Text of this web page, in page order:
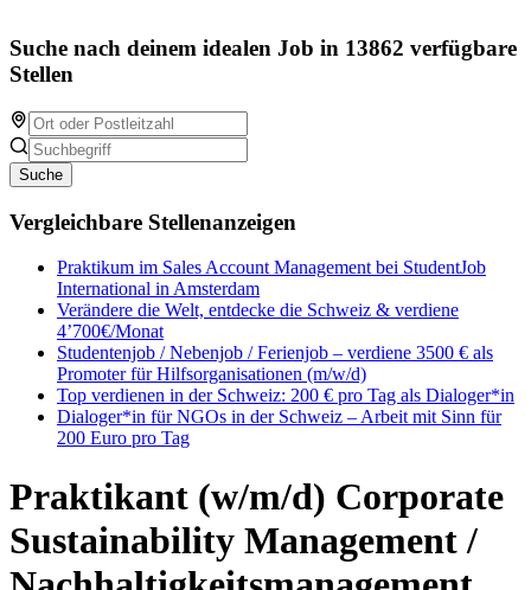
Suche nach deinem idealen Job in 13862 verfügbare
Stellen
Suche
Vergleichbare Stellenanzeigen
Praktikum im Sales Account Management bei StudentJob
International in Amsterdam
Verändere die Welt, entdecke die Schweiz & verdiene
4’700€/Monat
Studentenjob / Nebenjob / Ferienjob – verdiene 3500 € als
Promoter für Hilfsorganisationen (m/w/d)
Top verdienen in der Schweiz: 200 € pro Tag als Dialoger*in
Dialoger*in für NGOs in der Schweiz – Arbeit mit Sinn für
200 Euro pro Tag
Praktikant (w/m/d) Corporate
Sustainability Management /